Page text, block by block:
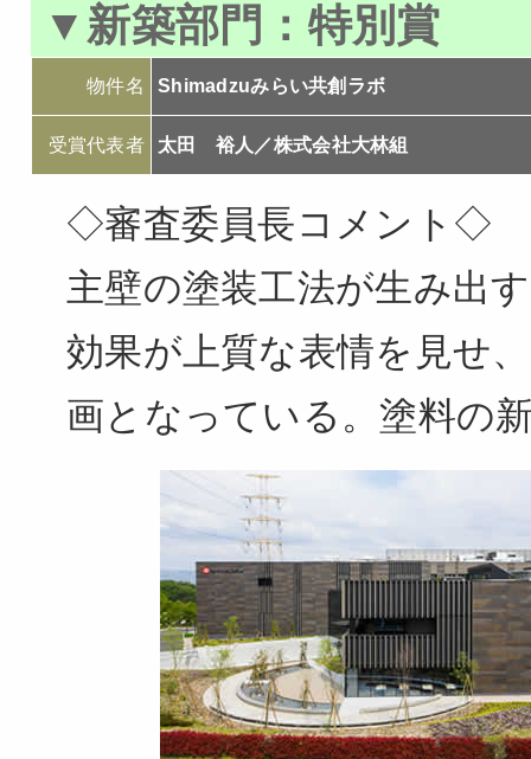
▼新築部門： 特別賞
物件名 Shimadzuみらい共創ラボ
受賞代表者 太田 裕人／株式会社大林組
◇審査委員長コメント◇
主壁の塗装工法が生み出
効果が上質な表情を見せ
画となっている。塗料の